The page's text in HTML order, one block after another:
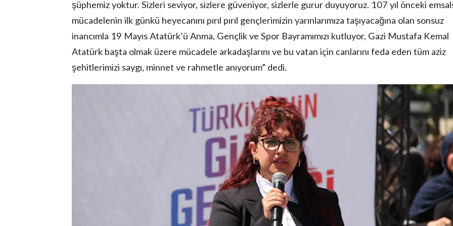
şüphemiz yoktur. Sizleri seviyor, sizlere güveniyor, sizlerle gurur duyuyoruz. 107 yıl önceki
mücadelenin ilk günkü heyecanını pırıl pırıl gençlerimizin yarınlarımıza taşıyacağına olan sonsuz
inancımla 19 Mayıs Atatürk’ü Anma, Gençlik ve Spor Bayramımızı kutluyor, Gazi Mustafa Kemal
Atatürk başta olmak üzere mücadele arkadaşlarını ve bu vatan için canlarını feda eden tüm aziz
şehitlerimizi saygı, minnet ve rahmetle anıyorum” dedi.